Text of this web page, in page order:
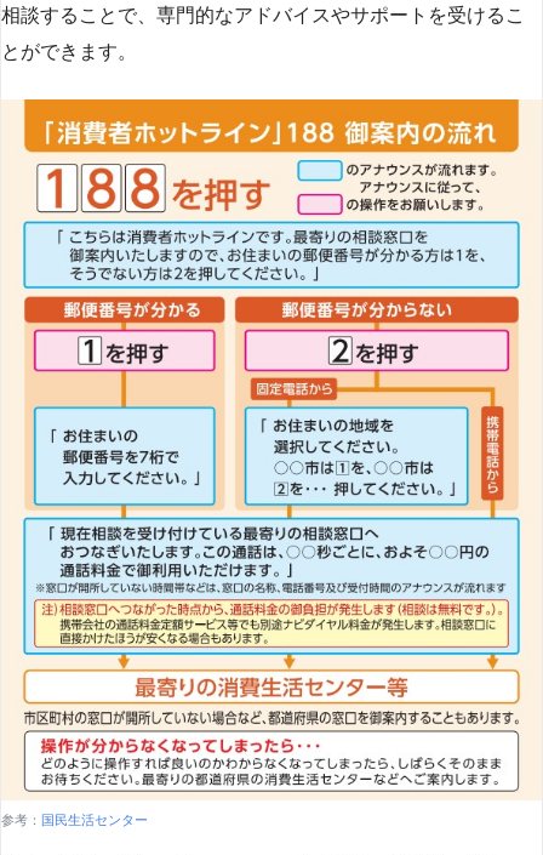
相談することで、専門的なアドバイスやサポートを受けるこ
とができます​​。
参考： 国民生活センター